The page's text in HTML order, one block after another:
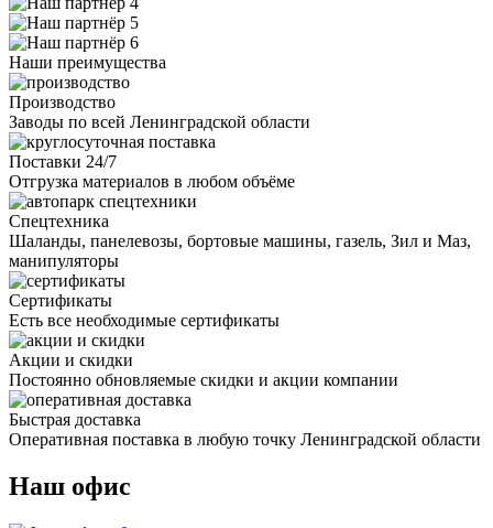
Наши преимущества
Производство
Заводы по всей Ленинградской области
Поставки 24/7
Отгрузка материалов в любом объёме
Спецтехника
Шаланды, панелевозы, бортовые машины, газель, Зил и Маз,
манипуляторы
Сертификаты
Есть все необходимые сертификаты
Акции и скидки
Постоянно обновляемые скидки и акции компании
Быстрая доставка
Оперативная поставка в любую точку Ленинградской области
Наш офис